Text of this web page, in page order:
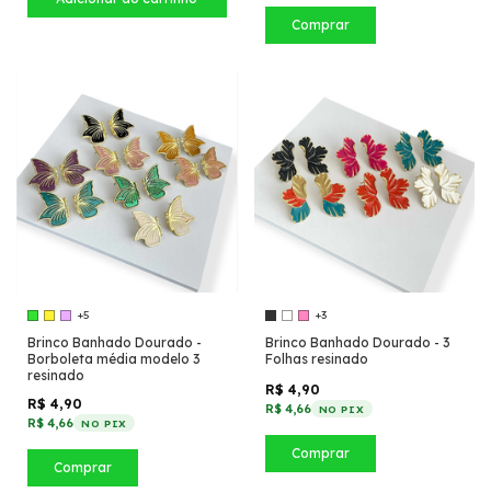
Comprar
+5
Brinco Banhado Dourado -
Borboleta média modelo 3
resinado
R$ 4,90
R$ 4,66 NO PIX
Comprar
+3
Brinco Banhado Dourado - 3
Folhas resinado
R$ 4,90
R$ 4,66 NO PIX
Comprar